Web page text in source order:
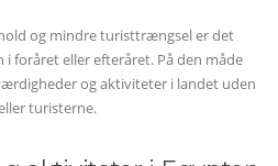
og mindre turisttrængsel er det
foråret eller efteråret. På den måde
og aktiviteter i landet uden
turisterne.